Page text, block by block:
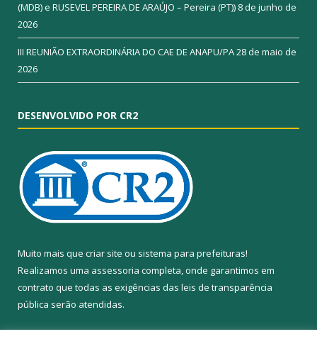
(MDB) e RUSEVEL PEREIRA DE ARAÚJO – Pereira (PT)) 8 de junho de
2026
III REUNIÃO EXTRAORDINÁRIA DO CAE DE ANAPU/PA28 de maio de
2026
DESENVOLVIDO POR CR2
Muito mais que criar site ou sistema para prefeituras!
Realizamos uma assessoria completa, onde garantimos em
contrato que todas as exigências das leis de transparência
pública serão atendidas.